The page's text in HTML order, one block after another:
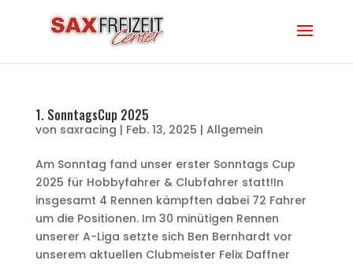
1. SonntagsCup 2025
von saxracing | Feb. 13, 2025 | Allgemein
Am Sonntag fand unser erster Sonntags Cup
2025 für Hobbyfahrer & Clubfahrer statt!In
insgesamt 4 Rennen kämpften dabei 72 Fahrer
um die Positionen. Im 30 minütigen Rennen
unserer A-Liga setzte sich Ben Bernhardt vor
unserem aktuellen Clubmeister Felix Daffner